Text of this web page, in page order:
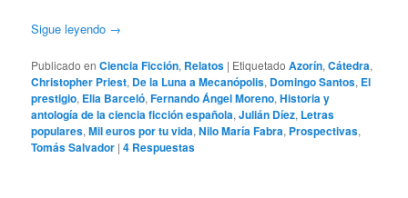
Sigue leyendo →
Publicado en Ciencia Ficción, Relatos | Etiquetado Azorín,Cátedra,
Christopher Priest, De la Luna a Mecanópolis, Domingo Santos, El
prestigio, Elia Barceló,Fernando Ángel Moreno,Historia y
antología de la ciencia ficción española,Julián Díez, Letras
populares,Mil euros por tu vida,Nilo María Fabra, Prospectivas,
Tomás Salvador |4 Respuestas